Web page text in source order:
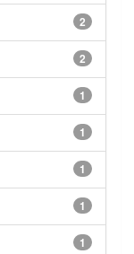
2
2
1
1
1
1
1